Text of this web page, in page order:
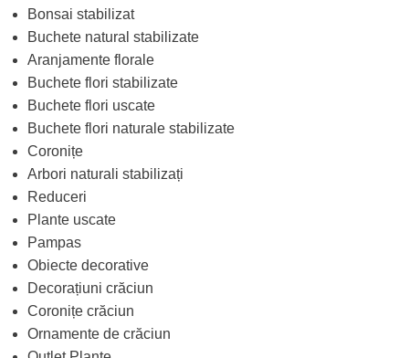
Bonsai stabilizat
Buchete natural stabilizate
Aranjamente florale
Buchete flori stabilizate
Buchete flori uscate
Buchete flori naturale stabilizate
Coronițe
Arbori naturali stabilizați
Reduceri
Plante uscate
Pampas
Obiecte decorative
Decorațiuni crăciun
Coronițe crăciun
Ornamente de crăciun